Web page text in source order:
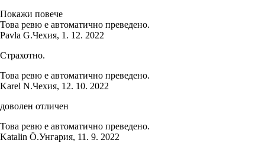
Покажи повече
Това ревю е автоматично преведено.
Pavla G.Чехия, 1. 12. 2022
Страхотно.
Това ревю е автоматично преведено.
Karel N.Чехия, 12. 10. 2022
доволен отличен
Това ревю е автоматично преведено.
Katalin Ö.Унгария, 11. 9. 2022